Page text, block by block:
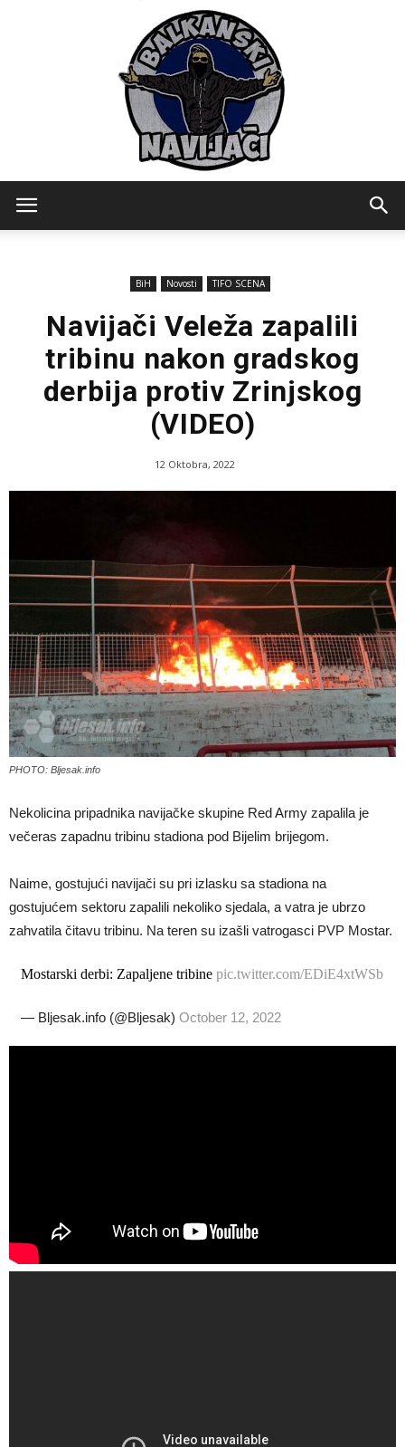
BiH Novosti TIFO SCENA
Navijači Veleža zapalili
tribinu nakon gradskog
derbija protiv Zrinjskog
(VIDEO)
12 Oktobra, 2022
PHOTO: Bljesak.info
Nekolicina pripadnika navijačke skupine Red Army zapalila je
večeras zapadnu tribinu stadiona pod Bijelim brijegom.
Naime, gostujući navijači su pri izlasku sa stadiona na
gostujućem sektoru zapalili nekoliko sjedala, a vatra je ubrzo
zahvatila čitavu tribinu. Na teren su izašli vatrogasci PVP Mostar.
Mostarski derbi: Zapaljene tribine pic.twitter.com/EDiE4xtWSb
— Bljesak.info (@Bljesak) October 12, 2022